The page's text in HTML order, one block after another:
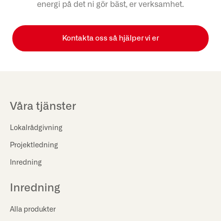
energi på det ni gör bäst, er verksamhet.
Kontakta oss så hjälper vi er
Våra tjänster
Lokalrådgivning
Projektledning
Inredning
Inredning
Alla produkter